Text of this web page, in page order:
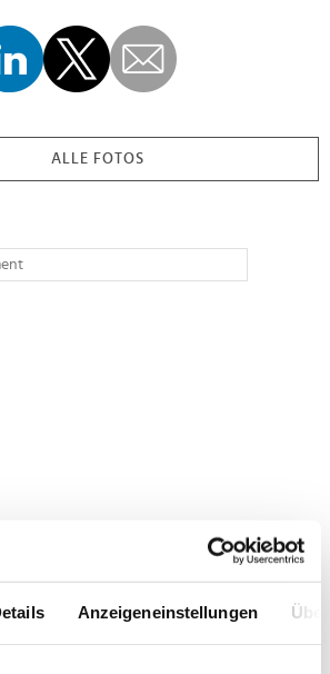
Anzeigeneinstellungen
ALLE FOTOS